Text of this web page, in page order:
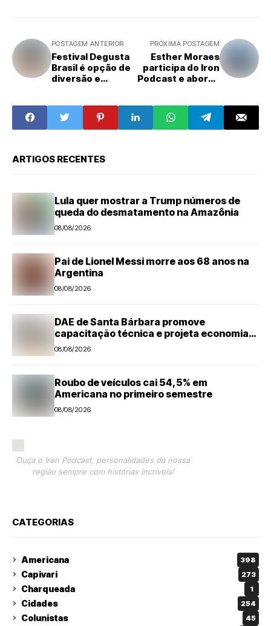
POSTAGEM ANTERIOR
Festival Degusta
Brasil é opção de
diversão e
semana em
Limeira
PRÓXIMA POSTAGEM
Esther Moraes
participa do Iron
Podcast e aborda
eleições de 2026
ARTIGOS RECENTES
Lula quer mostrar a Trump números de
queda do desmatamento na Amazônia
08/08/2026
Pai de Lionel Messi morre aos 68 anos na
Argentina
08/08/2026
DAE de Santa Bárbara promove
capacitação técnica e projeta economia
anual de mais de R$ 300 mil com eficiência
08/08/2026
Roubo de veículos cai 54,5% em
Americana no primeiro semestre
08/08/2026
Ouça o Iron Podcast, personalidades da nossa
região sempre com histórias incríveis!
CATEGORIAS
Americana 398
Capivari 273
Charqueada 1
Cidades 254
Colunistas 45